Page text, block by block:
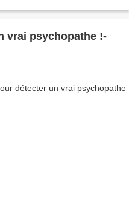
vrai psychopathe !-